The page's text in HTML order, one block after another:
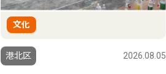
文化
港北区 2026.08.05